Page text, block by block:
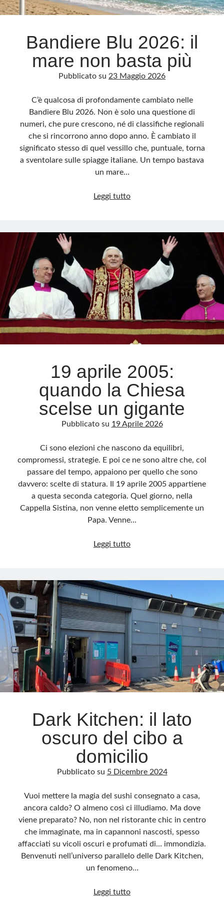
Archivio
Archivi
senza alcuna periodicità. Non può pertanto considerarsi un prodotto editoriale ai
sensi della legge n· 62 del 7.03.2001. L’autore non è responsabile di quanto
pubblicato dai lettori nei commenti ai vari post. Saranno comunque cancellati quelli
ritenuti offensivi o lesivi dell’immagine o dell’onorabilità di terzi, di genere spam,
razzisti o che contengano dati personali non conformi al rispetto delle norme sulla
diritti d’autore, vi invito a comunicarlo via e-mail a info[at]dinovalle.it e saranno
Meta
Accedi
Feed dei contenuti
Feed dei commenti
WordPress.org
Bandiere Blu 2026: il
mare non basta più
Pubblicato su 23 Maggio 2026
C’è qualcosa di profondamente cambiato nelle
Bandiere Blu 2026. Non è solo una questione di
numeri, che pure crescono, né di classifiche regionali
che si rincorrono anno dopo anno. È cambiato il
significato stesso di quel vessillo che, puntuale, torna
a sventolare sulle spiagge italiane. Un tempo bastava
un mare…
Leggi tuttoBandiere
il
basta
più
19 aprile 2005:
quando la Chiesa
scelse un gigante
Pubblicato su 19 Aprile 2026
Ci sono elezioni che nascono da equilibri,
compromessi, strategie. E poi ce ne sono altre che, col
passare del tempo, appaiono per quello che sono
davvero: scelte di statura. Il 19 aprile 2005 appartiene
a questa seconda categoria. Quel giorno, nella
Cappella Sistina, non venne eletto semplicemente un
Papa. Venne…
Leggi tutto19
quando
la
Chiesa
scelse
un
Dark Kitchen: il lato
oscuro del cibo a
domicilio
Pubblicato su 5 Dicembre 2024
Vuoi mettere la magia del sushi consegnato a casa,
ancora caldo? O almeno così ci illudiamo. Ma dove
viene preparato? No, non nel ristorante chic in centro
che immaginate, ma in capannoni nascosti, spesso
affacciati su vicoli oscuri e profumati di… immondizia.
Benvenuti nell’universo parallelo delle Dark Kitchen,
un fenomeno…
Leggi tuttoDark